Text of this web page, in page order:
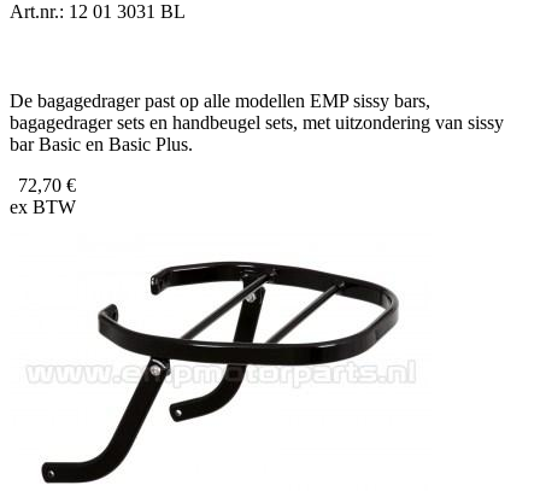
Art.nr.: 12 01 3031 BL
De bagagedrager past op alle modellen EMP sissy bars,
bagagedrager sets en handbeugel sets, met uitzondering van sissy
bar Basic en Basic Plus.
72,70 €
ex BTW